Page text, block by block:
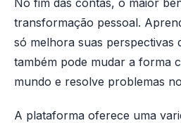
transformação pessoal.
só melhora suas perspectivas
também pode mudar a forma
mundo e resolve problemas
A plataforma oferece uma